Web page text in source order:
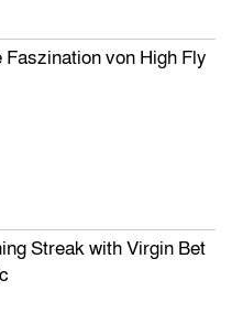
Faszination von High Fly
Streak with Virgin Bet